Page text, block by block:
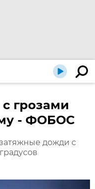
грозами
- ФОБОС
дожди с